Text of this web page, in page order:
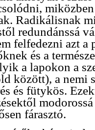
Radikálisnak
redundánssá
felfedezni azt a
és a
a lapokon a
között), a nemi
és fütykös.
fárasztó.